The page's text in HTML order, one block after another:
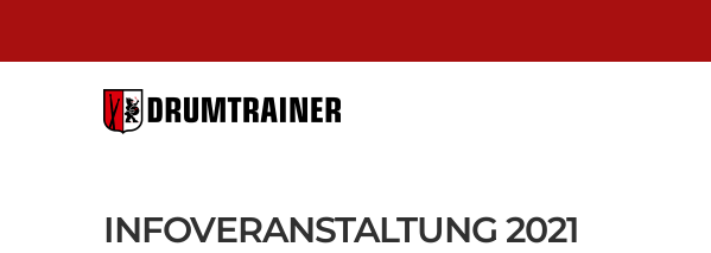
DRUMTRAINER
INFOVERANSTALTUNG 2021